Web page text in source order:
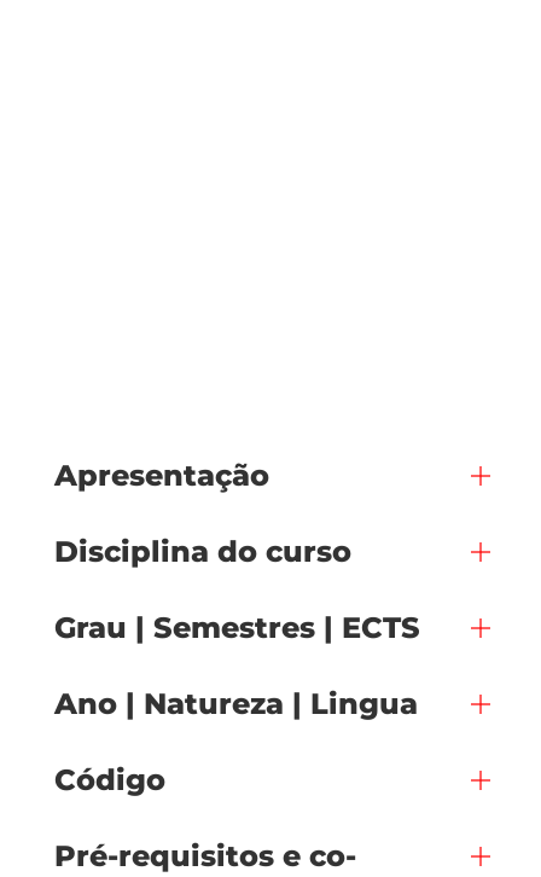
Apresentação
Disciplina do curso
Grau | Semestres | ECTS
Ano | Natureza | Lingua
Código
Pré-requisitos e co-